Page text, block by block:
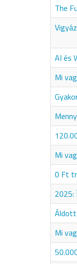
The
AI és
Mi
Mi
0 Ft
Áldott
Mi